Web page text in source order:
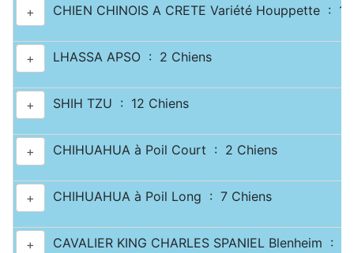
+ CHIEN CHINOIS A CRETE Variété Houppette : 1
+ LHASSA APSO : 2 Chiens
+ SHIH TZU : 12 Chiens
+ CHIHUAHUA à Poil Court : 2 Chiens
+ CHIHUAHUA à Poil Long : 7 Chiens
+ CAVALIER KING CHARLES SPANIEL Blenheim : 2